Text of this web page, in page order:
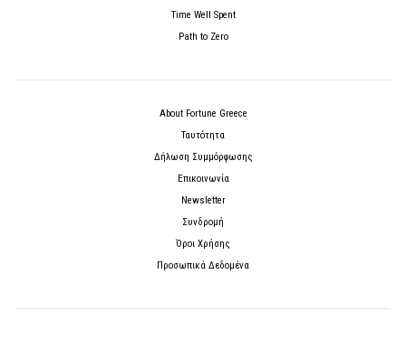
Time Well Spent
Path to Zero
About Fortune Greece
Ταυτότητα
Δήλωση Συμμόρφωσης
Επικοινωνία
Newsletter
Συνδρομή
Όροι Χρήσης
Προσωπικά Δεδομένα